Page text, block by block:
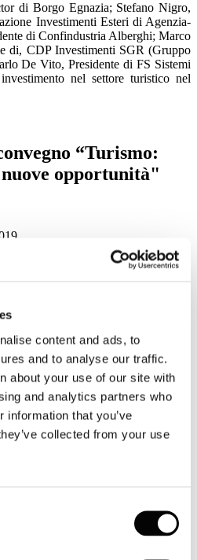
content and ads, to
and to analyse our traffic.
about your use of our site with
and analytics partners who
information that you’ve
collected from your use
di Borgo Egnazia; Stefano Nigro,
Investimenti Esteri di Agenzia-
di Confindustria Alberghi; Marco
di, CDP Investimenti SGR (Gruppo
De Vito, Presidente di FS Sistemi
nel settore turistico nel
“Turismo:
opportunità"
di Fareturismo si terrà il
economia, marketing,
Lalli al convegno
integrati: la via
“Sistemi turistico-culturali
da Acquedotto Pugliese, in